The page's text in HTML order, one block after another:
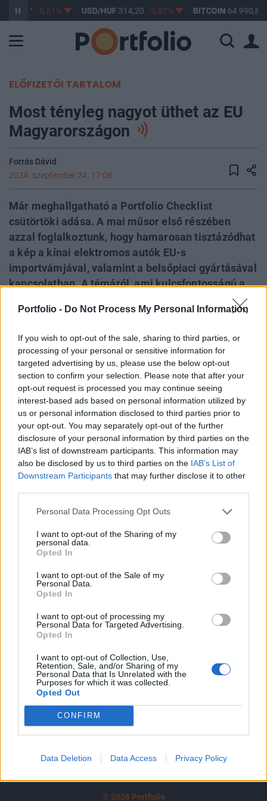
Portfolio - Do Not Process My Personal Information
If you wish to opt-out of the sale, sharing to third parties, or
processing of your personal or sensitive information for
targeted advertising by us, please use the below opt-out
section to confirm your selection. Please note that after your
opt-out request is processed you may continue seeing
interest-based ads based on personal information utilized by
us or personal information disclosed to third parties prior to
your opt-out. You may separately opt-out of the further
disclosure of your personal information by third parties on the
IAB’s list of downstream participants. This information may
also be disclosed by us to third parties on the IAB’s List of
Downstream Participants that may further disclose it to other
Personal Data Processing Opt Outs
I want to opt-out of the Sharing of my
personal data.
Opted In
I want to opt-out of the Sale of my
Personal Data.
Opted In
I want to opt-out of processing my
Personal Data for Targeted Advertising.
Opted In
I want to opt-out of Collection, Use,
Retention, Sale, and/or Sharing of my
Personal Data that Is Unrelated with the
Purposes for which it was collected.
Opted Out
CONFIRM
Data Deletion Data Access Privacy Policy
363,17 -0,61% USD/HUF 314,20 -0,87% BITCOIN 64 990,87
ELŐFIZETŐI TARTALOM
Most tényleg nagyot üthet az EU
Magyarországon
Forrás Dávid
2024. szeptember 24. 17:08
Már meghallgatható a Portfolio Checklist
csütörtöki adása. A mai műsor első részében
azzal foglalkoztunk, hogy hamarosan tisztázódhat
a kép a kínai elektromos autók EU-s
importvámjával, valamint a belsőpiaci gyártásával
kapcsolatban. A témáról, ami kulcsfontosságú a
magyar gazdaságstratégia szempontjából, Szabó
Dánielt, a Portfolio EU-s ügyekkel foglalkozó
magyar lakossági állampapírpiacról volt szó,
mellyel kapcsolatban Árgyelán Ágnes, lapunk
pénzügyi elemzője volt a vendégünk.
A műsor már meghallgatható a Spotify-on, az Apple
Podcasten, a többi nagy podcast platformon, és itt, a
cikkbe ágyazott lejátszóban is: KÖVESS MINKET Főbb
részek: Intro - (00:00) Kínai e-autók - (01:17) Felfordulás jön
az állampapírpiacon? - (14:56) A címlapkép illusztráció.
Címlapkép forrása: Getty Images
KEDVES OLVASÓNK!
A keresett cikk a portfolio.hu hírarchívumához
tartozik, melynek olvasása előfizetéses
Az előfizetés a következőket tartalmazza:
Portfolio.hu teljes cikkarchívum
Kötéslisták: BÉT elmúlt 2 év napon belüli
kötéslistái
Előfizetés
MÁR ELŐFIZETŐNK VAGY?BEJELENTKEZÉS
© 2026 Portfolio